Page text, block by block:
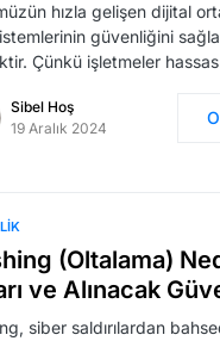
hızla gelişen dijital
güvenliğini
Çünkü işletmeler
Sibel Hoş
19 Aralık 2024
(Oltalama)
ve Alınacak
siber saldırılardan